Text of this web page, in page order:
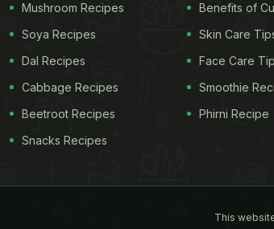
Mushroom Recipes
Soya Recipes
Dal Recipes
Cabbage Recipes
Beetroot Recipes
Snacks Recipes
Benefits of
Skin Care
Face Care
Smoothie
Phirni Recipe
This